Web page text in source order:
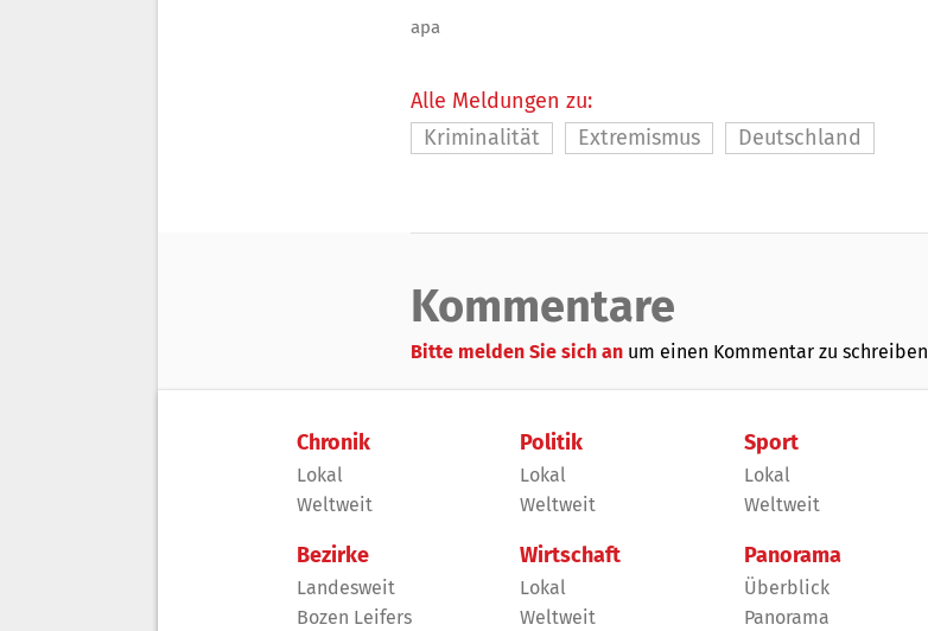
apa
Alle Meldungen zu:
Kriminalität
Extremismus Deutschland
Kommentare
Bitte melden Sie sich an um einen Kommentar zu schreiben
Chronik
Lokal
Weltweit
Bezirke
Landesweit
Bozen Leifers
Politik
Lokal
Weltweit
Wirtschaft
Lokal
Weltweit
Sport
Lokal
Weltweit
Panorama
Überblick
Panorama